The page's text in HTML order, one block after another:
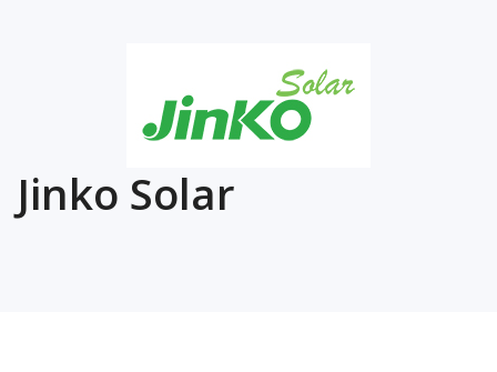
Jinko Solar